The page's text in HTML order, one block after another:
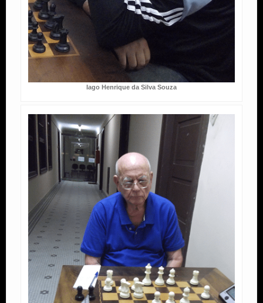
Iago Henrique da Silva Souza